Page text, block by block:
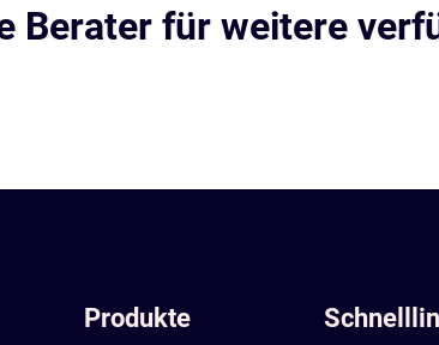
Berater für weitere
Produkte